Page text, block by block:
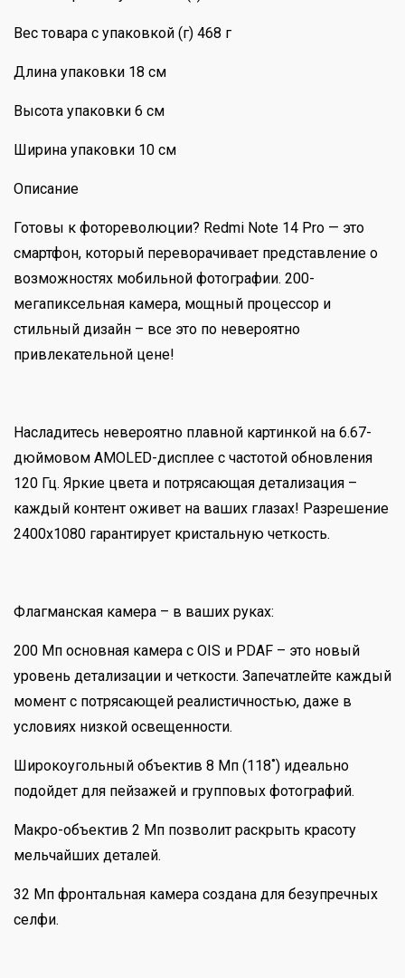
Вес товара с упаковкой (г) 468 г
Длина упаковки 18 см
Высота упаковки 6 см
Ширина упаковки 10 см
Описание
Готовы к фотореволюции? Redmi Note 14 Pro — это
смартфон, который переворачивает представление о
возможностях мобильной фотографии. 200-
мегапиксельная камера, мощный процессор и
стильный дизайн – все это по невероятно
привлекательной цене!
Насладитесь невероятно плавной картинкой на 6.67-
дюймовом AMOLED-дисплее с частотой обновления
120 Гц. Яркие цвета и потрясающая детализация –
каждый контент оживет на ваших глазах! Разрешение
2400x1080 гарантирует кристальную четкость.
Флагманская камера – в ваших руках:
200 Мп основная камера с OIS и PDAF – это новый
уровень детализации и четкости. Запечатлейте каждый
момент с потрясающей реалистичностью, даже в
условиях низкой освещенности.
Широкоугольный объектив 8 Мп (118˚) идеально
подойдет для пейзажей и групповых фотографий.
Макро-объектив 2 Мп позволит раскрыть красоту
мельчайших деталей.
32 Мп фронтальная камера создана для безупречных
селфи.